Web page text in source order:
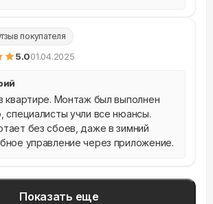
покупателя
5.001.04.2025
квартире. Монтаж был выполнен
специалисты учли все нюансы.
без сбоев, даже в зимний
управление через приложение.
Показать еще